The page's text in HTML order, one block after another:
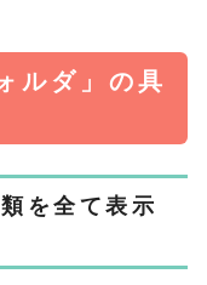
ルダ」の具
を全て表示